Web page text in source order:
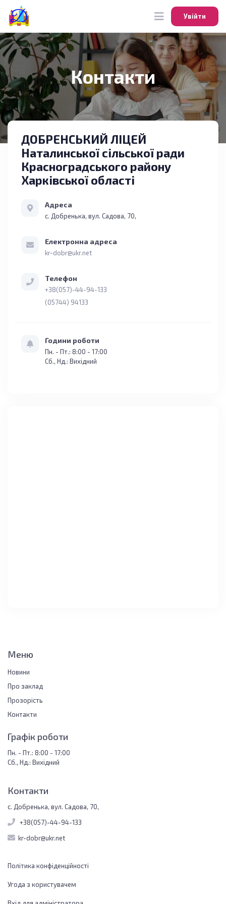
Увійти
Увійти
Контакти
ДОБРЕНСЬКИЙ ЛІЦЕЙ
Наталинської сільської ради
Красноградського району
Харківської області
Адреса
с. Добренька, вул. Садова, 70,
Електронна адреса
kr-dobr@ukr.net
Телефон
+38(057)-44-94-133
(05744) 94133
Години роботи
Пн. - Пт.: 8:00 - 17:00
Сб., Нд.: Вихідний
Меню
Новини
Про заклад
Прозорість
Контакти
Графік роботи
Пн. - Пт.: 8:00 - 17:00
Сб., Нд.: Вихідний
Контакти
с. Добренька, вул. Садова, 70,
+38(057)-44-94-133
kr-dobr@ukr.net
Політика конфіденційності
Угода з користувачем